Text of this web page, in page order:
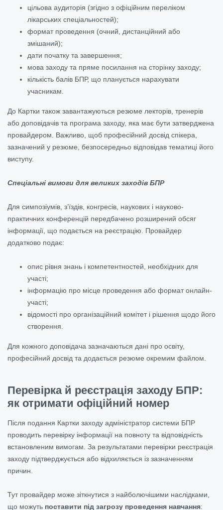
цільова аудиторія (згідно з офіційним переліком
лікарських спеціальностей);
формат проведення (очний, дистанційний або
змішаний);
дати початку та завершення;
мова заходу та пряме посилання на сторінку заходу;
кількість балів БПР, що планується нарахувати
учасникам.
До Картки також завантажуються резюме лекторів, тренерів
або доповідачів та програма заходу, яка має бути затверджена
провайдером. Важливо, щоб професійний досвід спікера,
зазначений у резюме, безпосередньо відповідав тематиці його
виступу.
Спеціальні вимоги для великих заходів БПР
Для симпозіумів, з’їздів, конгресів, наукових і науково-
практичних конференцій передбачено розширений обсяг
інформації, що подається на реєстрацію. Провайдер
додатково подає:
опис рівня знань і компетентностей, необхідних для
участі;
інформацію про місце проведення або формат онлайн-
участі;
відомості про організаційний комітет і рішення щодо його
створення.
Для кожного доповідача зазначаються дані про освіту,
професійний досвід та додається резюме окремим файлом.
Перевірка й реєстрація заходу БПР:
як отримати офіційний номер
Після подання Картки заходу адміністратор системи БПР
проводить перевірку інформації на повноту та відповідність
встановленим вимогам. За результатами перевірки реєстрація
заходу підтверджується або відхиляється із зазначенням
причин.
Тут провайдер може зіткнутися з найболючішими наслідками,
що можуть поставити під загрозу проведення навчання: